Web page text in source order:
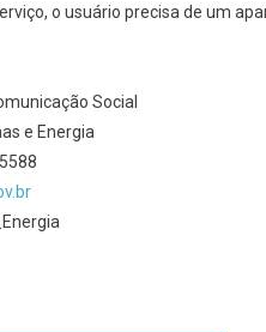
o usuário precisa de um
Social
e Energia